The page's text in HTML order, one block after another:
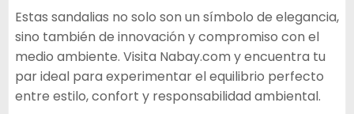
Estas sandalias no solo son un símbolo de elegancia,
sino también de innovación y compromiso con el
medio ambiente. Visita Nabay.com y encuentra tu
par ideal para experimentar el equilibrio perfecto
entre estilo, confort y responsabilidad ambiental.